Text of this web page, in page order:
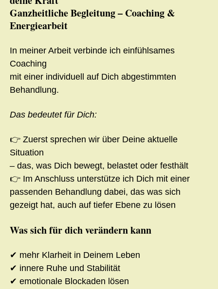
Ganzheitliche Begleitung – Coaching &
Energiearbeit
In meiner Arbeit verbinde ich einfühlsames
Coaching
mit einer individuell auf Dich abgestimmten
Behandlung.
Das bedeutet für Dich:
👉 Zuerst sprechen wir über Deine aktuelle
Situation
– das, was Dich bewegt, belastet oder festhält
👉 Im Anschluss unterstütze ich Dich mit einer
passenden Behandlung dabei, das was sich
gezeigt hat, auch auf tiefer Ebene zu lösen
Was sich für dich verändern kann
✔ mehr Klarheit in Deinem Leben
✔ innere Ruhe und Stabilität
✔ emotionale Blockaden lösen